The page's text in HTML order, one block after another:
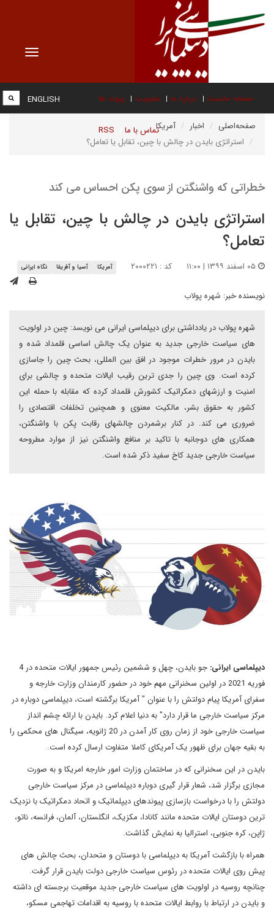
Toggle
صفحه نخست درباره ما عضویت پیوند ها
تماس با ما RSS
ENGLISH
صفحه‌اصلی اخبار
آمریکا
استراتژی بایدن در چالش با چین، تقابل یا تعامل؟
خطراتی که واشنگتن از سوی پکن احساس می کند
استراتژی بایدن در چالش با چین، تقابل یا
تعامل؟
کد : ۲۰۰۰۲۲۱ آمریکا آسیا و آفریقا نگاه ایرانی
نویسنده خبر: شهره پولاب
شهره پولاب در یادداشتی برای دیپلماسی ایرانی می نویسد: چین در اولویت
های سیاست خارجی جدید به عنوان یک چالش اساسی قلمداد شده و
بایدن در مرور خطرات موجود در افق بین المللی، بحث چین را جاسازی
کرده است. وی چین را جدی ترین رقیب ایالات متحده و چالشی برای
امنیت و ارزشهای دمکراتیک کشورش قلمداد کرده که مقابله با حمله این
کشور به حقوق بشر، مالکیت معنوی و همچنین تخلفات اقتصادی را
ضروری می کند. در کنار برشمردن چالشهای رقابت پکن با واشنگتن،
همکاری های دوجانبه با تاکید بر منافع واشنگتن نیز از موارد مطروحه
سیاست خارجی جدید کاخ سفید ذکر شده است.
دیپلماسی ایرانی:
جو بایدن، چهل و ششمین رئیس جمهور ایالات متحده در 4
فوریه 2021 در اولین سخنرانی مهم خود در حضور کارمندان وزارت خارجه و
سفرای آمریکا پیام دولتش را با عنوان " آمریکا برگشته است، دیپلماسی دوباره در
مرکز سیاست خارجی ما قرار دارد" به دنیا اعلام کرد. بایدن با ارائه چشم انداز
سیاست خارجی خود از زمان روی کار آمدن در 20 ژانویه، سیگنال های محکمی را
به بقیه جهان برای ظهور یک آمریکای کاملا متفاوت ارسال کرده است.
بایدن در این سخنرانی که در ساختمان وزارت امور خارجه امریکا و به صورت
مجازی برگزار شد، شعار قرار گیری دوباره دیپلماسی در مرکز سیاست خارجی
دولتش را با درخواست بازسازی پیوندهای دیپلماتیک و اتحاد دمکراتیک با نزدیک
ترین دوستان ایالات متحده مانند کانادا، مکزیک، انگلستان، آلمان، فرانسه، ناتو،
ژاپن، کره جنوبی، استرالیا به نمایش گذاشت.
همراه با بازگشت آمریکا به دیپلماسی با دوستان و متحدان، بحث چالش های
پیش روی ایالات متحده در رئوس سیاست خارجی دولت بایدن قرار گرفت.
چنانچه روسیه در اولویت های سیاست خارجی جدید موقعیت برجسته ای داشته
و بایدن در ارتباط با روابط ایالات متحده با روسیه به اقدامات تهاجمی مسکو،